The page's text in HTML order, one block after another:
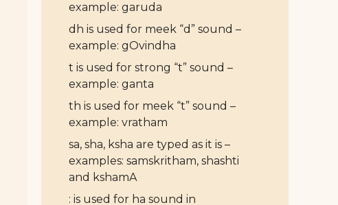
example: garuda
dh is used for meek “d” sound –
example: gOvindha
t is used for strong “t” sound –
example: ganta
th is used for meek “t” sound –
example: vratham
sa, sha, ksha are typed as it is –
examples: samskritham, shashti
and kshamA
: is used for ha sound in